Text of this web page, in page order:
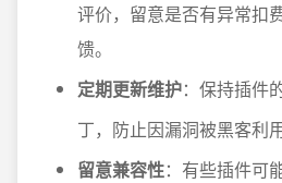
评价，留意是否有异常扣
馈。
定期更新维护：保持插件
丁，防止因漏洞被黑客利用
留意兼容性：有些插件可